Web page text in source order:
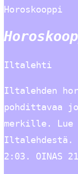
Horoskooppi
Iltalehti
Iltalehden
pohdittavaa
merkille. Lue
Iltalehdestä.
2:03. OINAS